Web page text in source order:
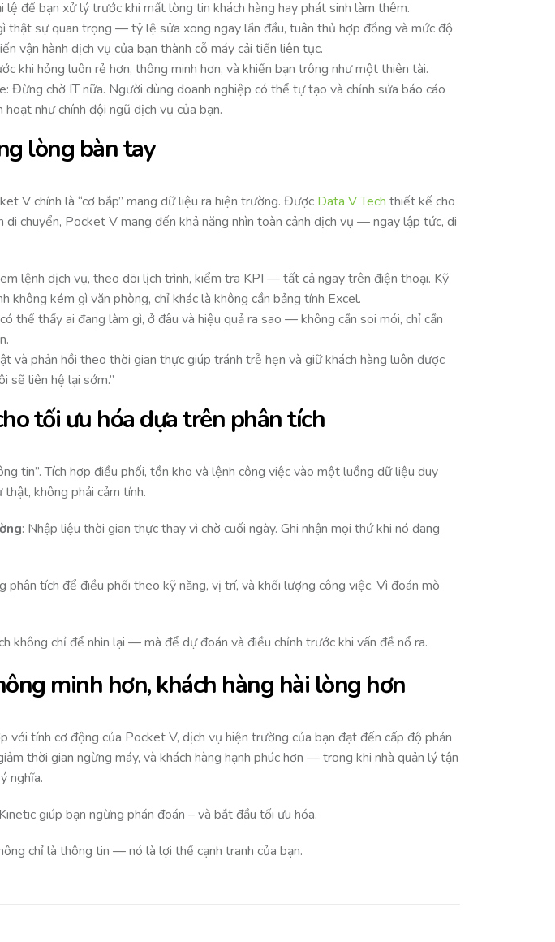
lệ để bạn xử lý trước khi mất lòng tin khách hàng hay phát sinh làm thêm.
thật sự quan trọng — tỷ lệ sửa xong ngay lần đầu, tuân thủ hợp đồng và mức độ
vận hành dịch vụ của bạn thành cỗ máy cải tiến liên tục.
khi hỏng luôn rẻ hơn, thông minh hơn, và khiến bạn trông như một thiên tài.
Đừng chờ IT nữa. Người dùng doanh nghiệp có thể tự tạo và chỉnh sửa báo cáo
như chính đội ngũ dịch vụ của bạn.
lòng bàn tay
V chính là “cơ bắp” mang dữ liệu ra hiện trường. Được Data V Tech thiết kế cho
di chuyển, Pocket V mang đến khả năng nhìn toàn cảnh dịch vụ — ngay lập tức, di
lệnh dịch vụ, theo dõi lịch trình, kiểm tra KPI — tất cả ngay trên điện thoại. Kỹ
không kém gì văn phòng, chỉ khác là không cần bảng tính Excel.
thể thấy ai đang làm gì, ở đâu và hiệu quả ra sao — không cần soi mói, chỉ cần
và phản hồi theo thời gian thực giúp tránh trễ hẹn và giữ khách hàng luôn được
sẽ liên hệ lại sớm.”
tối ưu hóa dựa trên phân tích
tin”. Tích hợp điều phối, tồn kho và lệnh công việc vào một luồng dữ liệu duy
không phải cảm tính.
: Nhập liệu thời gian thực thay vì chờ cuối ngày. Ghi nhận mọi thứ khi nó đang
phân tích để điều phối theo kỹ năng, vị trí, và khối lượng công việc. Vì đoán mò
không chỉ để nhìn lại — mà để dự đoán và điều chỉnh trước khi vấn đề nổ ra.
minh hơn, khách hàng hài lòng hơn
với tính cơ động của Pocket V, dịch vụ hiện trường của bạn đạt đến cấp độ phản
thời gian ngừng máy, và khách hàng hạnh phúc hơn — trong khi nhà quản lý tận
nghĩa.
giúp bạn ngừng phán đoán – và bắt đầu tối ưu hóa.
chỉ là thông tin — nó là lợi thế cạnh tranh của bạn.